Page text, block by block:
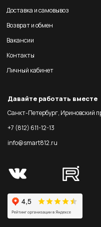
Доставка и самовывоз
Возврат и обмен
Вакансии
Контакты
Личный кабинет
Давайте работать вместе
Санкт-Петербург, Ириновский
+7 (812) 611-12-13
info@smart812.ru